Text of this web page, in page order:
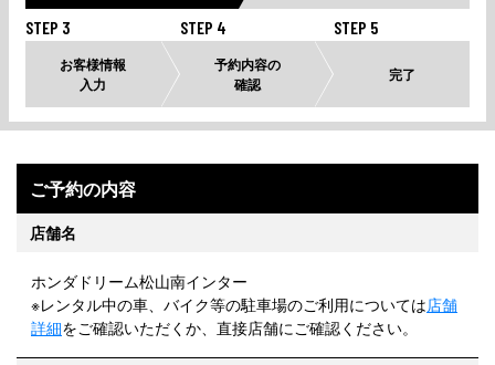
STEP 3
お客様情報
入力
STEP 4
予約内容の
確認
STEP 5
完了
ご予約の内容
店舗名
ホンダドリーム松山南インター
※レンタル中の車、バイク等の駐車場のご利用については店舗
詳細をご確認いただくか、直接店舗にご確認ください。